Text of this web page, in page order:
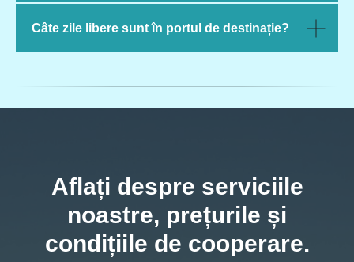
Câte zile libere sunt în portul de destinație?
Aflați despre serviciile
noastre, prețurile și
condițiile de cooperare.